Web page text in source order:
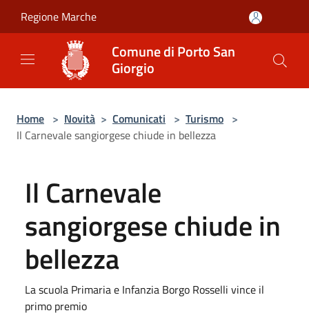
Regione Marche
Comune di Porto San
Giorgio
Home > Novità > Comunicati > Turismo >
Il Carnevale sangiorgese chiude in bellezza
Il Carnevale
sangiorgese chiude in
bellezza
La scuola Primaria e Infanzia Borgo Rosselli vince il
primo premio